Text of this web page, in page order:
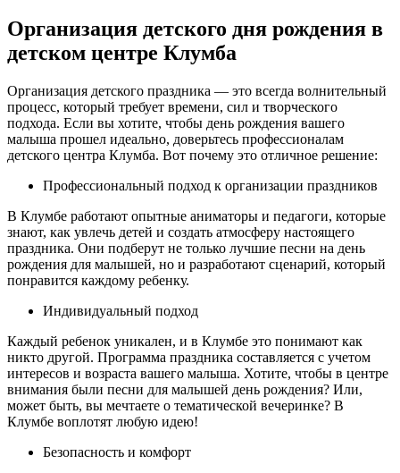
Организация детского дня рождения в
детском центре Клумба
Организация детского праздника — это всегда волнительный
процесс, который требует времени, сил и творческого
подхода. Если вы хотите, чтобы день рождения вашего
малыша прошел идеально, доверьтесь профессионалам
детского центра Клумба. Вот почему это отличное решение:
Профессиональный подход к организации праздников
В Клумбе работают опытные аниматоры и педагоги, которые
знают, как увлечь детей и создать атмосферу настоящего
праздника. Они подберут не только лучшие песни на день
рождения для малышей, но и разработают сценарий, который
понравится каждому ребенку.
Индивидуальный подход
Каждый ребенок уникален, и в Клумбе это понимают как
никто другой. Программа праздника составляется с учетом
интересов и возраста вашего малыша. Хотите, чтобы в центре
внимания были песни для малышей день рождения? Или,
может быть, вы мечтаете о тематической вечеринке? В
Клумбе воплотят любую идею!
Безопасность и комфорт